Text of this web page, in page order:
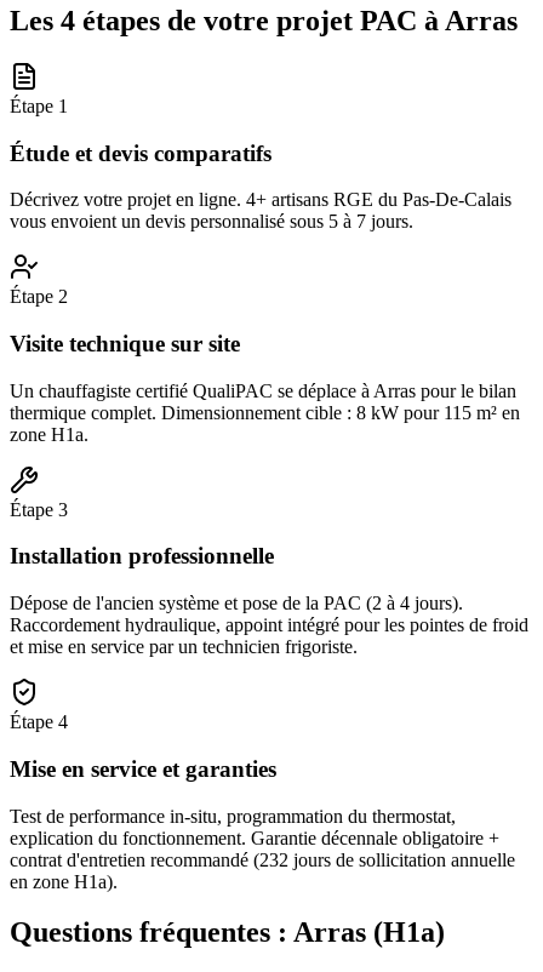
Les 4 étapes de votre projet PAC à Arras
Étape 1
Étude et devis comparatifs
Décrivez votre projet en ligne. 4+ artisans RGE du Pas-De-Calais
vous envoient un devis personnalisé sous 5 à 7 jours.
Étape 2
Visite technique sur site
Un chauffagiste certifié QualiPAC se déplace à Arras pour le bilan
thermique complet. Dimensionnement cible : 8 kW pour 115 m² en
zone H1a.
Étape 3
Installation professionnelle
Dépose de l'ancien système et pose de la PAC (2 à 4 jours).
Raccordement hydraulique, appoint intégré pour les pointes de froid
et mise en service par un technicien frigoriste.
Étape 4
Mise en service et garanties
Test de performance in-situ, programmation du thermostat,
explication du fonctionnement. Garantie décennale obligatoire +
contrat d'entretien recommandé (232 jours de sollicitation annuelle
en zone H1a).
Questions fréquentes : Arras (H1a)